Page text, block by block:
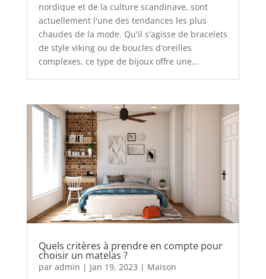
nordique et de la culture scandinave, sont
actuellement l'une des tendances les plus
chaudes de la mode. Qu'il s'agisse de bracelets
de style viking ou de boucles d'oreilles
complexes, ce type de bijoux offre une...
Quels critères à prendre en compte pour
choisir un matelas ?
par admin | Jan 19, 2023 | Maison